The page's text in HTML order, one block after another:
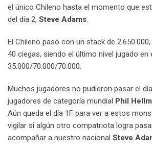
el único Chileno hasta el momento que
del día 2, Steve Adams.
El Chileno pasó con un stack de
40 ciegas, siendo el último nivel jugado en
35.000/70.000/70.000.
Muchos jugadores no pudieron pasar el
jugadores de categoría mundial Phil
Aún queda el día 1F para ver a estos
vigilar si algún otro compatriota logra
acompañar a nuestro nacional Steve